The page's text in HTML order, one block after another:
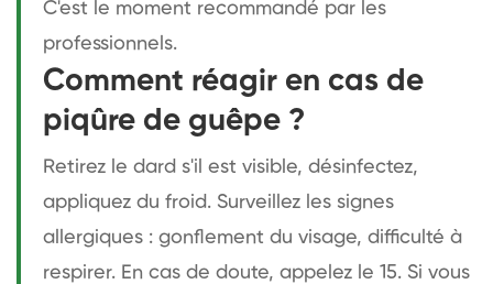
C'est le moment recommandé par les
professionnels.
Comment réagir en cas de
piqûre de guêpe ?
Retirez le dard s'il est visible, désinfectez,
appliquez du froid. Surveillez les signes
allergiques : gonflement du visage, difficulté à
respirer. En cas de doute, appelez le 15. Si vous